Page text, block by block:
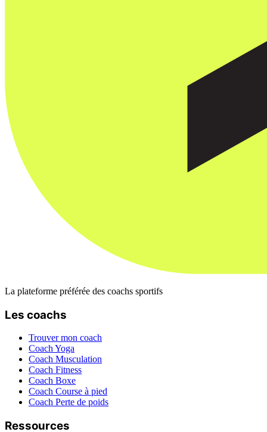
La plateforme préférée des coachs sportifs
Les coachs
Trouver mon coach
Coach Yoga
Coach Musculation
Coach Fitness
Coach Boxe
Coach Course à pied
Coach Perte de poids
Ressources